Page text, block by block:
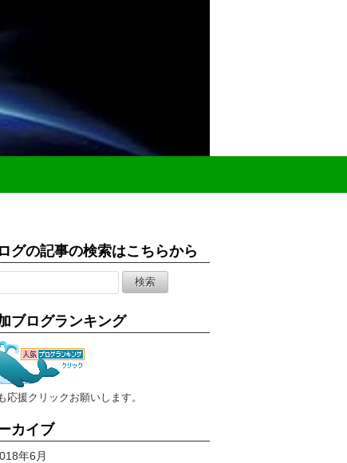
グの記事の検索はこちらから
ブログランキング
応援クリックお願いします。
カイブ
年6月